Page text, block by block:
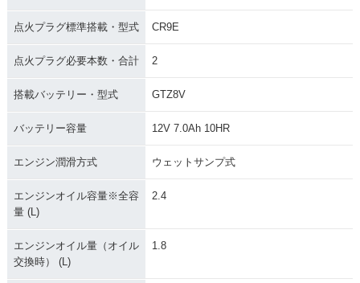
点火プラグ標準搭載・型式 CR9E
点火プラグ必要本数・合計 2
搭載バッテリー・型式 GTZ8V
バッテリー容量 12V 7.0Ah 10HR
エンジン潤滑方式 ウェットサンプ式
エンジンオイル容量※全容
量 (L)
2.4
エンジンオイル量（オイル
交換時） (L)
1.8